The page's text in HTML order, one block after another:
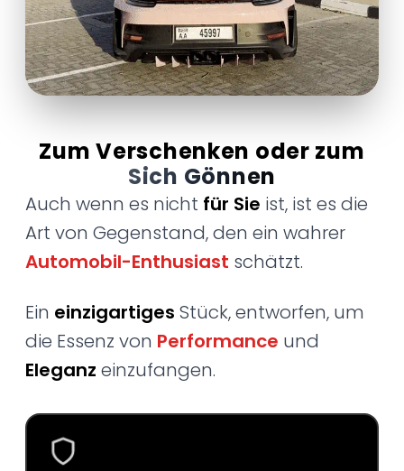
Zum Verschenken oder zum
Sich Gönnen
Auch wenn es nicht für Sie ist, ist es die
Art von Gegenstand, den ein wahrer
Automobil-Enthusiast schätzt.
Ein einzigartiges Stück, entworfen, um
die Essenz von Performance und
Eleganz einzufangen.